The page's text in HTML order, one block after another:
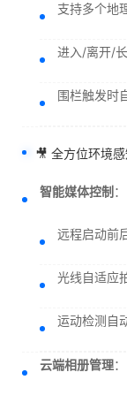
支持多个地
进入/离开/
围栏触发时
🎥 全方位环境感
智能媒体控制 ：
远程启动前
光线自适应
运动检测自
云端相册管理：